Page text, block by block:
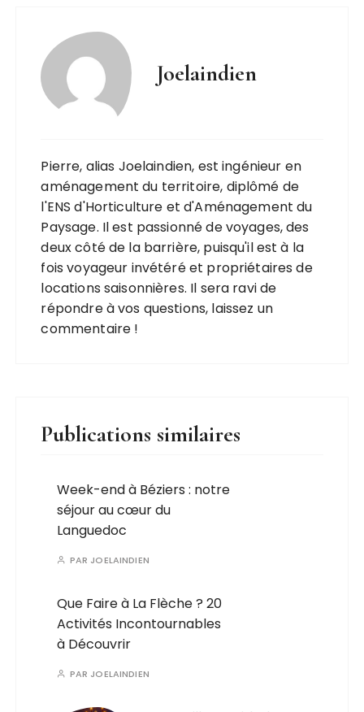
Joelaindien
Pierre, alias Joelaindien, est ingénieur en
aménagement du territoire, diplômé de
l'ENS d'Horticulture et d'Aménagement du
Paysage. Il est passionné de voyages, des
deux côté de la barrière, puisqu'il est à la
fois voyageur invétéré et propriétaires de
locations saisonnières. Il sera ravi de
répondre à vos questions, laissez un
commentaire !
Publications similaires
Week-end à Béziers : notre
séjour au cœur du
Languedoc
PAR JOELAINDIEN
Que Faire à La Flèche ? 20
Activités Incontournables
à Découvrir
PAR JOELAINDIEN